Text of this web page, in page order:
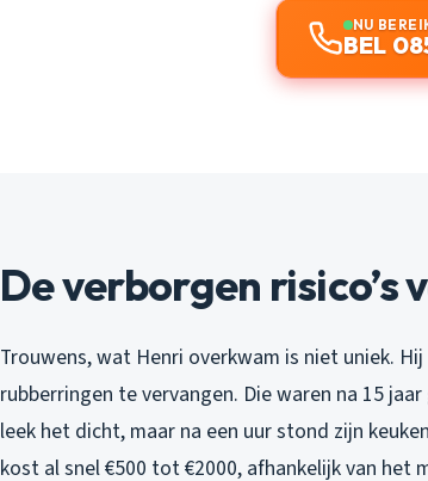
NU
BEL
De verborgen
Trouwens, wat Henri overkwam is niet uniek.
rubberringen te vervangen. Die waren na 15
leek het dicht, maar na een uur stond zijn
kost al snel €500 tot €2000, afhankelijk van het